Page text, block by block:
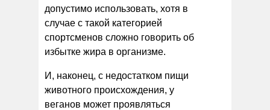
допустимо использовать, хотя в
случае с такой категорией
спортсменов сложно говорить об
избытке жира в организме.
И, наконец, с недостатком пищи
животного происхождения, у
веганов может проявляться